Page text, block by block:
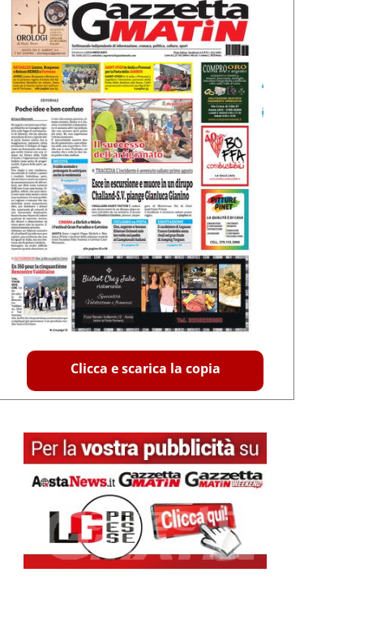
Clicca e scarica la copia